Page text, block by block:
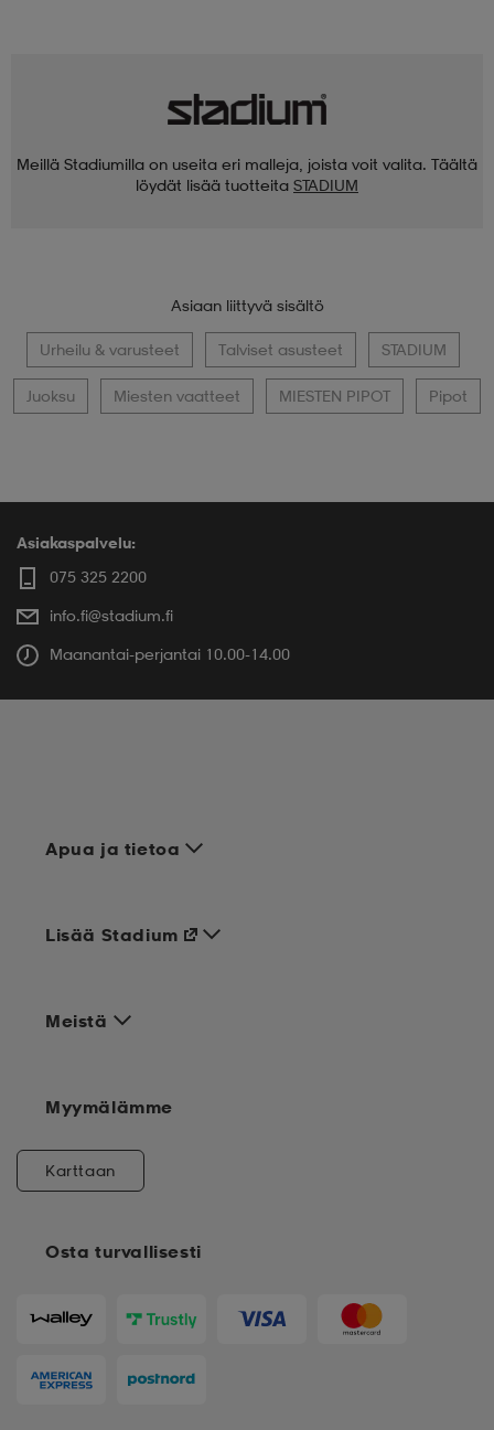
Meillä Stadiumilla on useita eri malleja, joista voit valita. Täältä
löydät lisää tuotteita STADIUM
Asiaan liittyvä sisältö
Urheilu & varusteet Talviset asusteet STADIUM
Juoksu Miesten vaatteet MIESTEN PIPOT Pipot
Asiakaspalvelu:
075 325 2200
info.fi@stadium.fi
Maanantai-perjantai 10.00-14.00
Apua ja tietoa
Meistä
Osta turvallisesti
Lisää Stadium
Myymälämme
Karttaan